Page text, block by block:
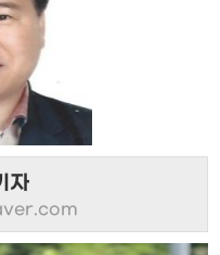
자